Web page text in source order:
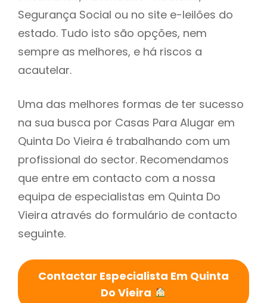
Segurança Social ou no site e-leilões do
estado. Tudo isto são opções, nem
sempre as melhores, e há riscos a
acautelar.
Uma das melhores formas de ter sucesso
na sua busca por Casas Para Alugar em
Quinta Do Vieira é trabalhando com um
profissional do sector. Recomendamos
que entre em contacto com a nossa
equipa de especialistas em Quinta Do
Vieira através do formulário de contacto
seguinte.
Contactar Especialista Em Quinta
Do Vieira